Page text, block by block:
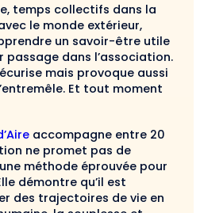
temps collectifs dans la
le monde extérieur,
un savoir-être utile
dans l’association.
mais provoque aussi
Et tout moment
accompagne entre 20
ne promet pas de
méthode éprouvée pour
démontre qu’il est
des trajectoires de vie en